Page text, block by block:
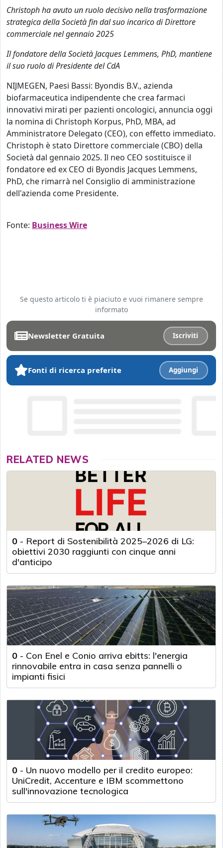
Christoph ha avuto un ruolo decisivo nella trasformazione
strategica della Società fin dal suo incarico di Direttore
commerciale nel gennaio 2025
Ilfondatore della Società Jacques Lemmens, PhD, mantiene
il suo ruolo di Presidente del CdA
NIJMEGEN, Paesi Bassi: Byondis B.V., azienda
biofarmaceutica indipendente che crea farmaci
innovativi mirati per pazienti oncologici, annuncia oggi
la nomina di Christoph Korpus, PhD, MBA, ad
Amministratore Delegato (CEO), con effetto immediato.
Christoph è stato Direttore commerciale (CBO) della
Società dal gennaio 2025. Il neo CEO sostituisce il
fondatore ed ex CEO di Byondis Jacques Lemmens,
PhD, che rimarrà nel Consiglio di amministrazione
dell'azienda come Presidente.
Fonte: Business Wire
Se questo articolo ti è piaciuto e vuoi rimanere sempre
informato
Newsletter Gratuita Iscriviti
Fonti di ricerca preferite Aggiungi
RELATED NEWS
0 - Report di Sostenibilità 2025–2026 di LG:
obiettivi 2030 raggiunti con cinque anni
d'anticipo
0 - Con Enel e Conio arriva ebitts: l'energia
rinnovabile entra in casa senza pannelli o
impianti fisici
0 - Un nuovo modello per il credito europeo:
UniCredit, Accenture e IBM scommettono
sull'innovazione tecnologica